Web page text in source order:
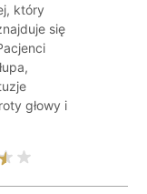
który
się
głowy i